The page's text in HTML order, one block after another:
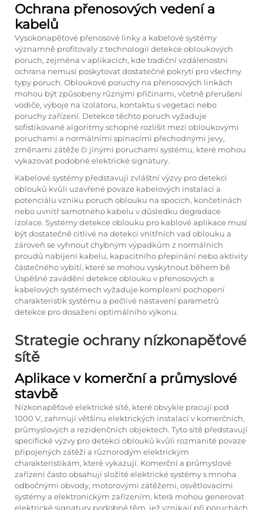
Ochrana přenosových vedení a
kabelů
Vysokonapěťové přenosové linky a kabelové systémy
významně profitovaly z technologií detekce obloukových
poruch, zejména v aplikacích, kde tradiční vzdálenostní
ochrana nemusí poskytovat dostatečné pokrytí pro všechny
typy poruch. Obloukové poruchy na přenosových linkách
mohou být způsobeny různými příčinami, včetně přerušení
vodiče, výboje na izolátoru, kontaktu s vegetací nebo
poruchy zařízení. Detekce těchto poruch vyžaduje
sofistikované algoritmy schopné rozlišit mezi obloukovými
poruchami a normálními spínacími přechodnými jevy,
změnami zátěže či jinými poruchami systému, které mohou
vykazovat podobné elektrické signatury.
Kabelové systémy představují zvláštní výzvy pro detekci
oblouků kvůli uzavřené povaze kabelových instalací a
potenciálu vzniku poruch oblouku na spocích, končetinách
nebo uvnitř samotného kabelu v důsledku degradace
izolace. Systémy detekce oblouku pro kablové aplikace musí
být dostatečně citlivé na detekci vnitřních vad oblouku a
zároveň se vyhnout chybným výpadkům z normálních
proudů nabíjení kabelu, kapacitního přepínání nebo aktivity
částečného vybití, které se mohou vyskytnout během bě
Úspěšné zavádění detekce oblouku v přenosových a
kabelových systémech vyžaduje komplexní pochopení
charakteristik systému a pečlivé nastavení parametrů
detekce pro dosažení optimálního výkonu.
Strategie ochrany nízkonapěťové
sítě
Aplikace v komerční a průmyslové
stavbě
Nízkonapěťové elektrické sítě, které obvykle pracují pod
1000 V, zahrnují většinu elektrických instalací v komerčních,
průmyslových a rezidenčních objektech. Tyto sítě představují
specifické výzvy pro detekci oblouků kvůli rozmanité povaze
připojených zátěží a různorodým elektrickým
charakteristikám, které vykazují. Komerční a průmyslové
zařízení často obsahují složité elektrické systémy s mnoha
odbočnými obvody, motorovými zátěžemi, osvětlovacími
systémy a elektronickým zařízením, která mohou generovat
elektrické signatury podobné těm, jež vznikají při poruchách